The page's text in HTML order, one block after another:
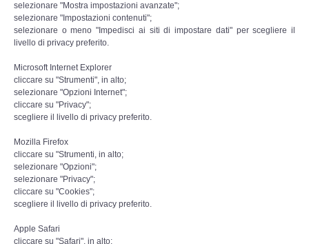
Strade d'Europa
Recensioni letterarie
Mito e Poesia
I CADUTI
DOCUMENTI
selezionare "Mostra impostazioni avanzate";
selezionare "Impostazioni contenuti";
selezionare o meno "Impedisci ai siti di impostare dati" per scegliere il
livello di privacy preferito.
Microsoft Internet Explorer
cliccare su "Strumenti", in alto;
selezionare "Opzioni Internet";
cliccare su "Privacy";
scegliere il livello di privacy preferito.
Mozilla Firefox
cliccare su "Strumenti, in alto;
selezionare "Opzioni";
selezionare "Privacy";
cliccare su "Cookies";
scegliere il livello di privacy preferito.
Apple Safari
cliccare su "Safari", in alto;